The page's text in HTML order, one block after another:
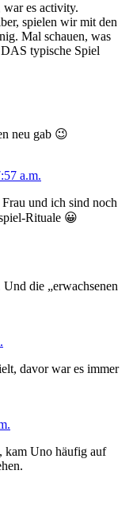
es activity.
spielen wir mit den
Mal schauen, was
typische Spiel
neu gab 😉
a.m.
und ich sind noch
Rituale 😀
die „erwachsenen
davor war es immer
kam Uno häufig auf